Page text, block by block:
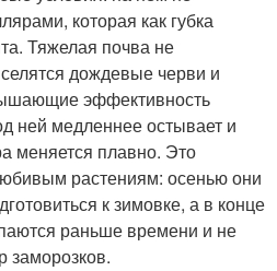
которая как губка
Тяжелая почва не
дождевые черви и
эффективность
ней медленнее остывает и
меняется плавно. Это
растениям: осенью они
к зимовке, а в конце
раньше времени и не
заморозков.